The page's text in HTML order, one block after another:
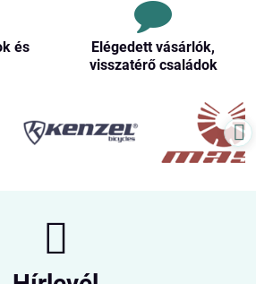
és
Elégedett vásárlók,
visszatérő családok